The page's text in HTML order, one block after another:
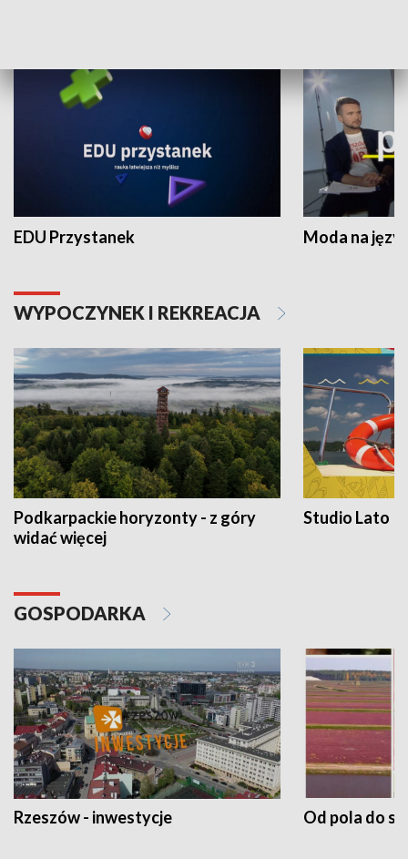
EDU Przystanek Moda na
WYPOCZYNEK I REKREACJA
Podkarpackie horyzonty - z góry
widać więcej
Studio Lato
GOSPODARKA
Rzeszów - inwestycje Od pola do